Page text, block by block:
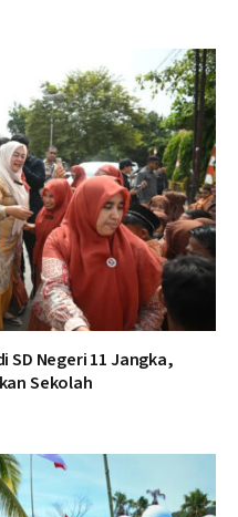
SD Negeri 11 Jangka,
Sekolah